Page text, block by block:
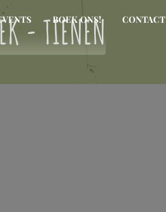
BOEK ONS! CONTACT
- TIENEN